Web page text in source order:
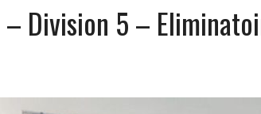
– Division 5 –